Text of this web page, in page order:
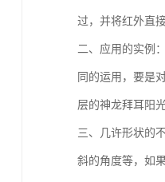
过，并将红外直
二、应用的实例
同的运用，要是
层的神龙拜耳阳
三、几许形状的
斜的角度等，如